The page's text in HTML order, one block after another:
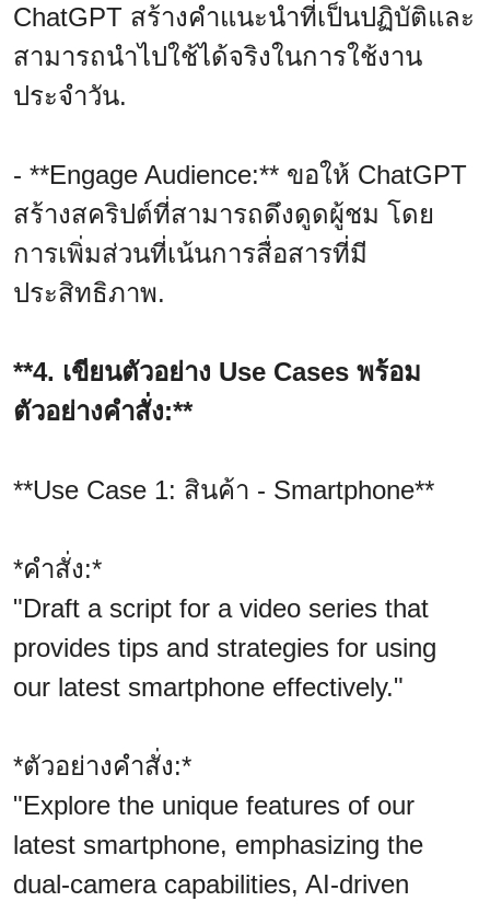
ChatGPT สร้างคำแนะนำที่เป็นปฏิบัติและ
สามารถนำไปใช้ได้จริงในการใช้งาน
ประจำวัน.
- **Engage Audience:** ขอให้ ChatGPT
สร้างสคริปต์ที่สามารถดึงดูดผู้ชม โดย
การเพิ่มส่วนที่เน้นการสื่อสารที่มี
ประสิทธิภาพ.
**4. เขียนตัวอย่าง Use Cases พร้อม
ตัวอย่างคำสั่ง:**
**Use Case 1: สินค้า - Smartphone**
*คำสั่ง:*
"Draft a script for a video series that
provides tips and strategies for using
our latest smartphone effectively."
*ตัวอย่างคำสั่ง:*
"Explore the unique features of our
latest smartphone, emphasizing the
dual-camera capabilities, AI-driven